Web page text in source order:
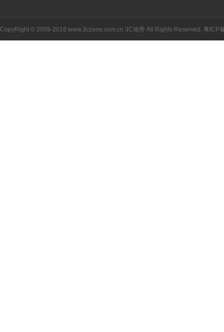
CopyRight © 2009-2016 www.3czone.com.cn 3C地带 All Rights Reserved. 粤ICP